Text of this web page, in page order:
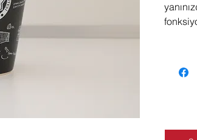
Hem